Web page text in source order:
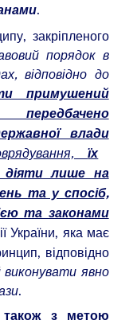
.
закріпленого
порядок в
відповідно до
примушений
влади
їх
діяти лише на
та у спосіб,
та законами
України, яка має
відповідно
виконувати явно
.
також з метою